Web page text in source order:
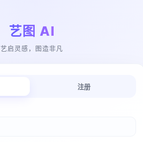
艺图 AI
艺启灵感，图造非凡
注册